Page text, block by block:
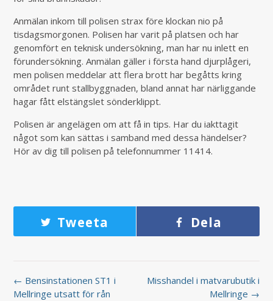
Anmälan inkom till polisen strax före klockan nio på
tisdagsmorgonen. Polisen har varit på platsen och har
genomfört en teknisk undersökning, man har nu inlett en
förundersökning. Anmälan gäller i första hand djurplågeri,
men polisen meddelar att flera brott har begåtts kring
området runt stallbyggnaden, bland annat har närliggande
hagar fått elstängslet sönderklippt.
Polisen är angelägen om att få in tips. Har du iakttagit
något som kan sättas i samband med dessa händelser?
Hör av dig till polisen på telefonnummer 11414.
Tweeta Dela
← Bensinstationen ST1 i
Mellringe utsatt för rån
Misshandel i matvarubutik i
Mellringe →